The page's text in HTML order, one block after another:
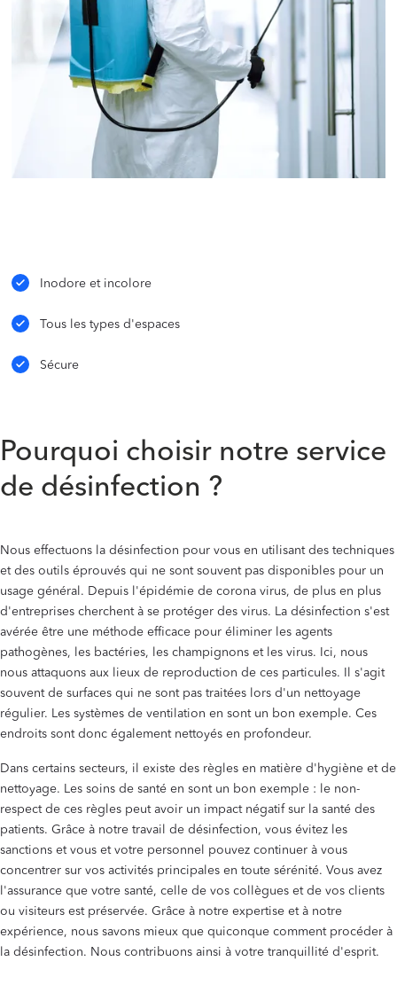
Inodore et incolore
Tous les types d'espaces
Sécure
Pourquoi choisir notre service
de désinfection ?
Nous effectuons la désinfection pour vous en utilisant des techniques
et des outils éprouvés qui ne sont souvent pas disponibles pour un
usage général. Depuis l'épidémie de corona virus, de plus en plus
d'entreprises cherchent à se protéger des virus. La désinfection s'est
avérée être une méthode efficace pour éliminer les agents
pathogènes, les bactéries, les champignons et les virus. Ici, nous
nous attaquons aux lieux de reproduction de ces particules. Il s'agit
souvent de surfaces qui ne sont pas traitées lors d'un nettoyage
régulier. Les systèmes de ventilation en sont un bon exemple. Ces
endroits sont donc également nettoyés en profondeur.
Dans certains secteurs, il existe des règles en matière d'hygiène et de
nettoyage. Les soins de santé en sont un bon exemple : le non-
respect de ces règles peut avoir un impact négatif sur la santé des
patients. Grâce à notre travail de désinfection, vous évitez les
sanctions et vous et votre personnel pouvez continuer à vous
concentrer sur vos activités principales en toute sérénité. Vous avez
l'assurance que votre santé, celle de vos collègues et de vos clients
ou visiteurs est préservée. Grâce à notre expertise et à notre
expérience, nous savons mieux que quiconque comment procéder à
la désinfection. Nous contribuons ainsi à votre tranquillité d'esprit.